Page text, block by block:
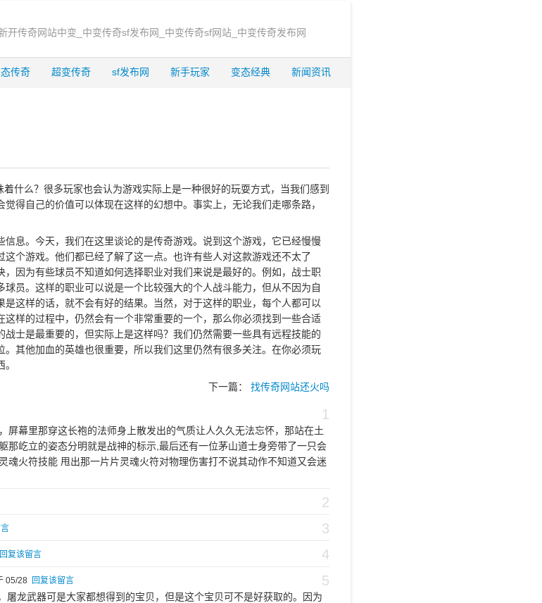
开传奇网站中变_中变传奇sf发布网_中变传奇sf网站_中变传奇发布网
传奇 超变传奇 sf发布网 新手玩家 变态经典 新闻资讯
什么？很多玩家也会认为游戏实际上是一种很好的玩耍方式，当我们感到
得自己的价值可以体现在这样的幻想中。事实上，无论我们走哪条路，
息。今天，我们在这里谈论的是传奇游戏。说到这个游戏，它已经慢慢
个游戏。他们都已经了解了这一点。也许有些人对这款游戏还不太了
因为有些球员不知道如何选择职业对我们来说是最好的。例如，战士职
员。这样的职业可以说是一个比较强大的个人战斗能力，但从不因为自
这样的话，就不会有好的结果。当然，对于这样的职业，每个人都可以
样的过程中，仍然会有一个非常重要的一个，那么你必须找到一些合适
士是最重要的，但实际上是这样吗？我们仍然需要一些具有远程技能的
其他加血的英雄也很重要，所以我们这里仍然有很多关注。在你必须玩
下一篇： 找传奇网站还火吗
1
屏幕里那穿这长袍的法师身上散发出的气质让人久久无法忘怀，那站在土
那屹立的姿态分明就是战神的标示,最后还有一位茅山道士身旁带了一只会
魂火符技能 甩出那一片片灵魂火符对物理伤害打不说其动作不知道又会迷
2
3
4
回复该留言
5
05/28 回复该留言
屠龙武器可是大家都想得到的宝贝，但是这个宝贝可不是好获取的。因为